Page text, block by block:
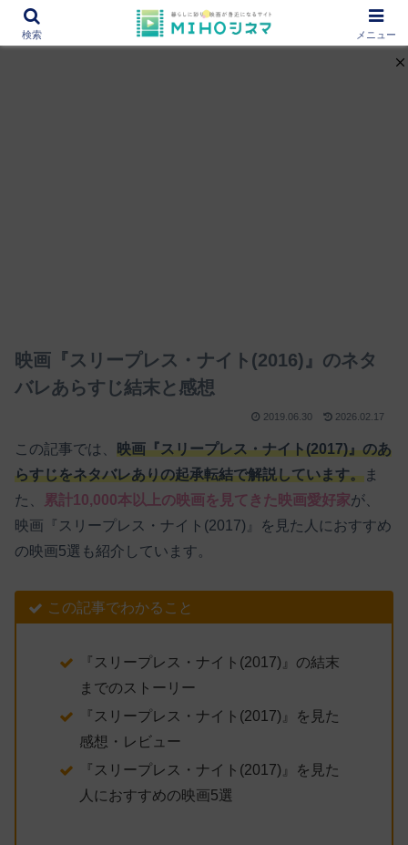
12000作品を紹介！あなたの映画図書館『MIHOシネマ』
映画『スリープレス・ナイト(2016)』のネタ
バレあらすじ結末と感想
2019.06.30 2026.02.17
この記事では、 映画『スリープレス・ナイト(2017)』のあ
らすじをネタバレありの起承転結で解説しています。 ま
た、
累計10,000本以上の映画を見てきた映画愛好家が、
映画『スリープレス・ナイト(2017)』を見た人におすすめ
の映画5選も紹介しています。
この記事でわかること
『スリープレス・ナイト(2017)』の結末
までのストーリー
『スリープレス・ナイト(2017)』を見た
感想・レビュー
『スリープレス・ナイト(2017)』を見た
人におすすめの映画5選
検索 メニュー